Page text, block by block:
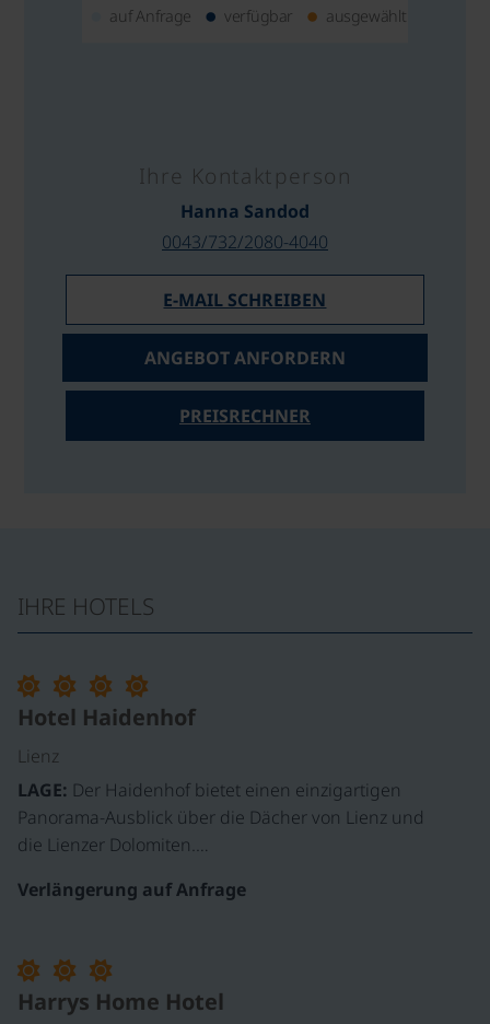
auf Anfrage verfügbar ausgewählt
Ihre Kontaktperson
Hanna Sandod
0043/732/2080-4040
E-MAIL SCHREIBEN
ANGEBOT ANFORDERN
PREISRECHNER
IHRE HOTELS
Hotel Haidenhof
Lienz
LAGE:
Panorama-Ausblick über die Dächer von Lienz und
die Lienzer Dolomiten.…
Verlängerung auf Anfrage
Harrys Home Hotel